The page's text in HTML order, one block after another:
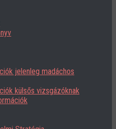
jelenleg madáchos
külsős vizsgázóknak